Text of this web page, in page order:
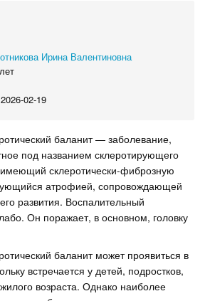
Ирина Валентиновна
02-19
баланит — заболевание,
под названием склеротирующего
склеротически-фиброзную
атрофией, сопровождающей
развития. Воспалительный
Он поражает, в основном, головку
баланит может проявиться в
встречается у детей, подростков,
возраста. Однако наиболее